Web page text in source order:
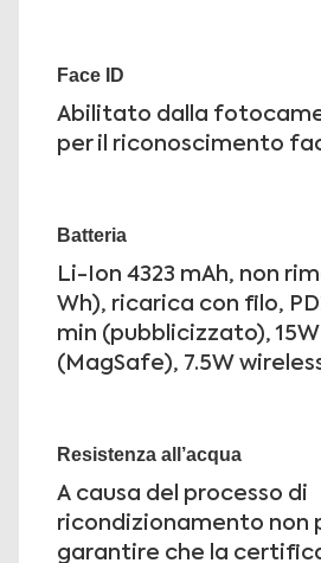
Face ID
Abilitato dalla
per il riconoscimento
Batteria
Li-Ion 4323 mAh, non
Wh), ricarica con filo,
min (pubblicizzato),
(MagSafe), 7.5W
Resistenza all’acqua
A causa del processo di
ricondizionamento non
garantire che la